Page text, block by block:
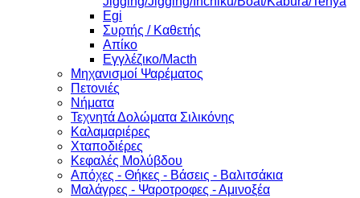
Egi
Συρτής / Καθετής
Απίκο
Εγγλέζικο/Macth
Μηχανισμοί Ψαρέματος
Πετονιές
Νήματα
Τεχνητά Δολώματα Σιλικόνης
Καλαμαριέρες
Χταποδιέρες
Κεφαλές Μολύβδου
Απόχες - Θήκες - Βάσεις - Βαλιτσάκια
Μαλάγρες - Ψαροτροφες - Αμινοξέα